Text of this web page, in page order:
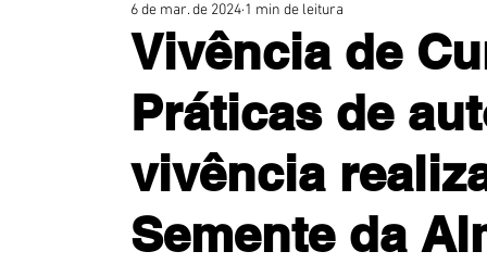
Vivência de
Práticas de
vivência
Semente da
6 de mar. de 2024 1 min de leitura